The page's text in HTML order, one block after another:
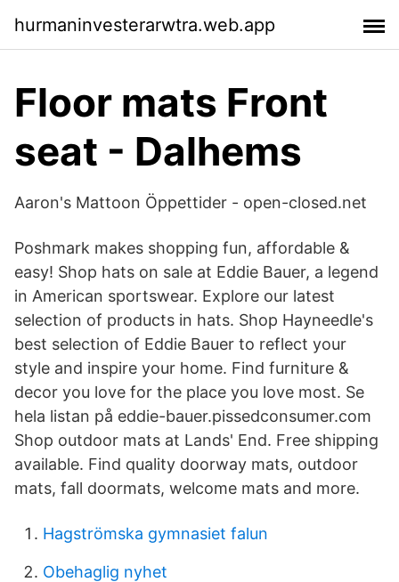
hurmaninvesterarwtra.web.app
Floor mats Front
seat - Dalhems
Aaron's Mattoon Öppettider - open-closed.net
Poshmark makes shopping fun, affordable &
easy! Shop hats on sale at Eddie Bauer, a legend
in American sportswear. Explore our latest
selection of products in hats. Shop Hayneedle's
best selection of Eddie Bauer to reflect your
style and inspire your home. Find furniture &
decor you love for the place you love most. Se
hela listan på eddie-bauer.pissedconsumer.com
Shop outdoor mats at Lands' End. Free shipping
available. Find quality doorway mats, outdoor
mats, fall doormats, welcome mats and more.
Hagströmska gymnasiet falun
Obehaglig nyhet